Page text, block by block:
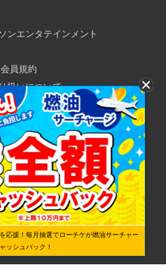
ンエンタテインメント
員規約
扱いについて
針
応援！毎月抽選でローチケが燃油サーチャー
ッシュバック！